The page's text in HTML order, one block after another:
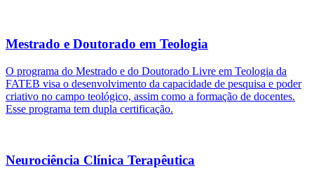
Mestrado e Doutorado em Teologia
O programa do Mestrado e do Doutorado Livre em Teologia da
FATEB visa o desenvolvimento da capacidade de pesquisa e poder
criativo no campo teológico, assim como a formação de docentes.
Esse programa tem dupla certificação.
Neurociência Clínica Terapêutica